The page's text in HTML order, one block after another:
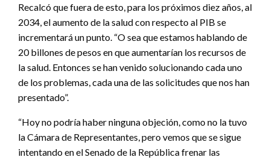
Recalcó que fuera de esto, para los próximos diez años, al
2034, el aumento de la salud con respecto al PIB se
incrementará un punto. “O sea que estamos hablando de
20 billones de pesos en que aumentarían los recursos de
la salud. Entonces se han venido solucionando cada uno
de los problemas, cada una de las solicitudes que nos han
presentado”.
“Hoy no podría haber ninguna objeción, como no la tuvo
la Cámara de Representantes, pero vemos que se sigue
intentando en el Senado de la República frenar las